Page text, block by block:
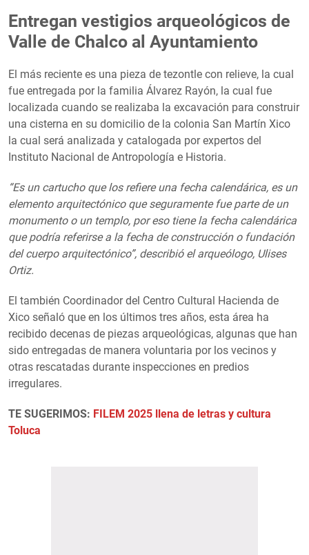
Entregan vestigios arqueológicos de
Valle de Chalco al Ayuntamiento
El más reciente es una pieza de tezontle con relieve, la cual
fue entregada por la familia Álvarez Rayón, la cual fue
localizada cuando se realizaba la excavación para construir
una cisterna en su domicilio de la colonia San Martín Xico
la cual será analizada y catalogada por expertos del
Instituto Nacional de Antropología e Historia.
“Es un cartucho que los refiere una fecha calendárica, es un
elemento arquitectónico que seguramente fue parte de un
monumento o un templo, por eso tiene la fecha calendárica
que podría referirse a la fecha de construcción o fundación
del cuerpo arquitectónico”, describió el arqueólogo, Ulises
Ortiz.
El también Coordinador del Centro Cultural Hacienda de
Xico señaló que en los últimos tres años, esta área ha
recibido decenas de piezas arqueológicas, algunas que han
sido entregadas de manera voluntaria por los vecinos y
otras rescatadas durante inspecciones en predios
irregulares.
TE SUGERIMOS: FILEM 2025 llena de letras y cultura
Toluca